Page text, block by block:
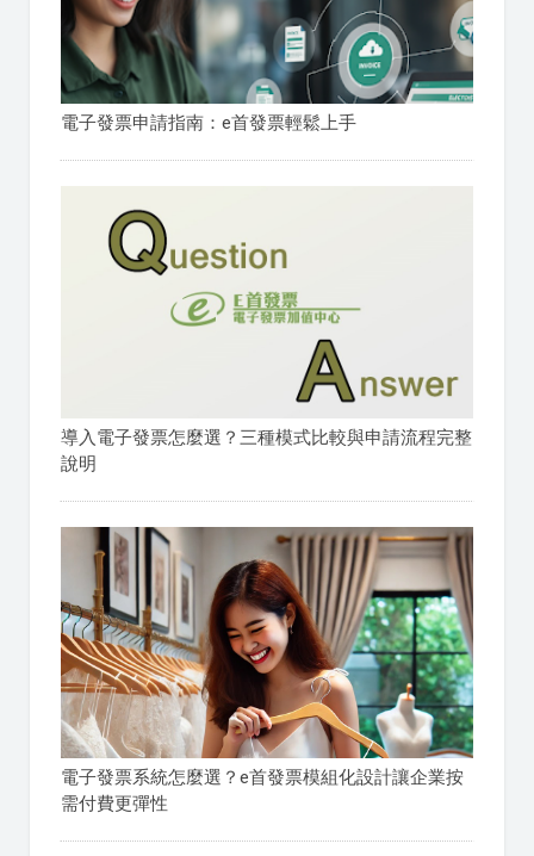
電子發票申請指南：e首發票輕鬆上手
導入電子發票怎麼選？三種模式比較與申請流程完整
說明
電子發票系統怎麼選？e首發票模組化設計讓企業按
需付費更彈性